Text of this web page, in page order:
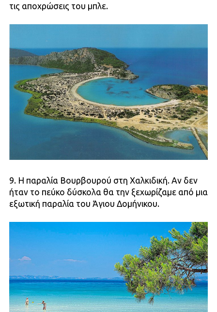
τις αποχρώσεις του μπλε.
9. Η παραλία Βουρβουρού στη Χαλκιδική. Αν δεν
ήταν το πεύκο δύσκολα θα την ξεχωρίζαμε από μια
εξωτική παραλία του Άγιου Δομήνικου.